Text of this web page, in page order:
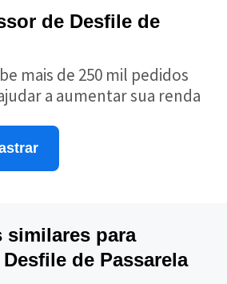
de Desfile de
mais de 250 mil pedidos
a aumentar sua renda
similares para
de Passarela